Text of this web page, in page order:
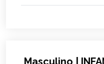
Masculino |